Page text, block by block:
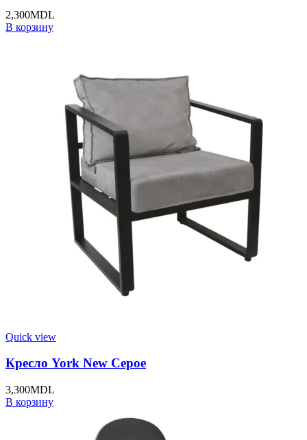
2,300MDL
В корзину
Quick view
Кресло York New Серое
3,300MDL
В корзину